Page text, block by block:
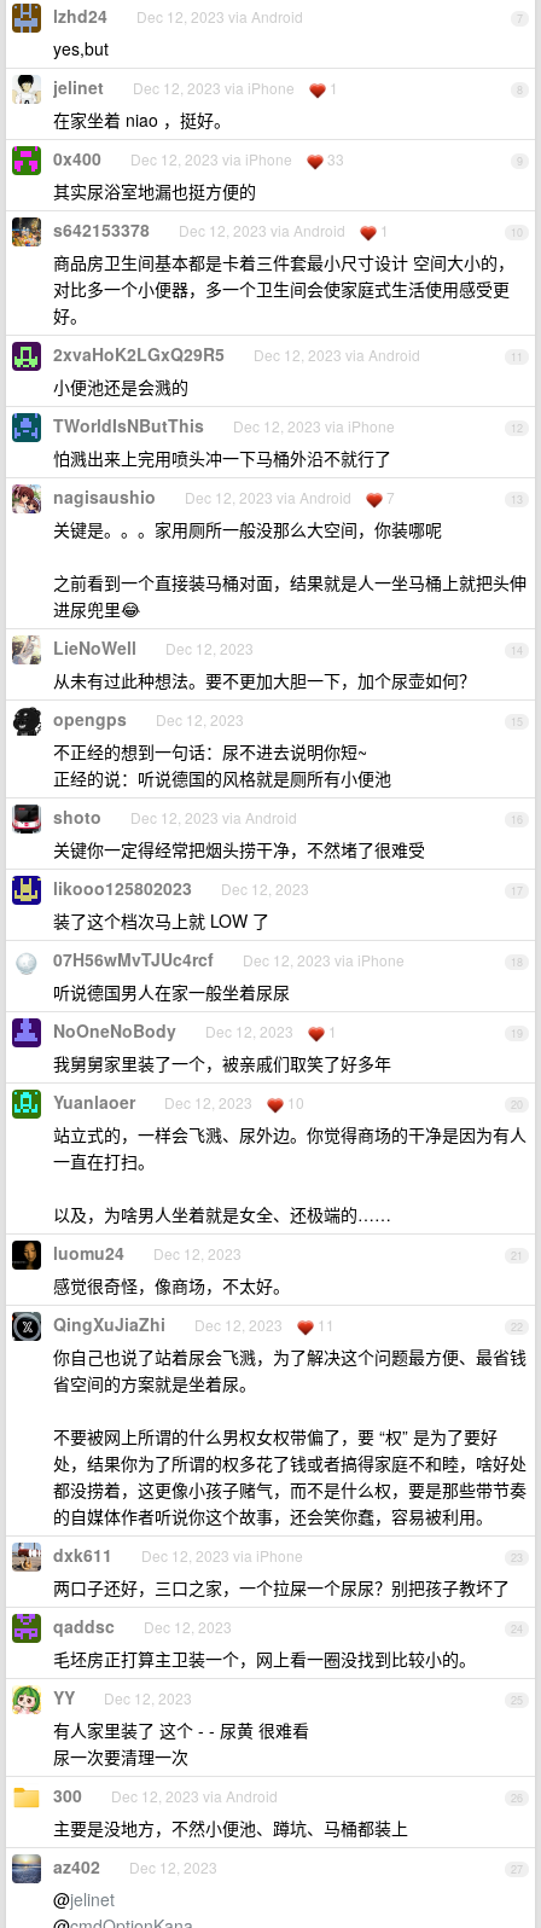
7
lzhd24 Dec 12, 2023 via Android
yes,but
8
jelinet Dec 12, 2023 via iPhone 1
在家坐着 niao ，挺好。
9
0x400 Dec 12, 2023 via iPhone 33
其实尿浴室地漏也挺方便的
10
s642153378 Dec 12, 2023 via Android 1
商品房卫生间基本都是卡着三件套最小尺寸设计 空间大小的，
对比多一个小便器，多一个卫生间会使家庭式生活使用感受更
好。
11
2xvaHoK2LGxQ29R5 Dec 12, 2023 via Android
小便池还是会溅的
12
TWorldIsNButThis Dec 12, 2023 via iPhone
怕溅出来上完用喷头冲一下马桶外沿不就行了
13
nagisaushio Dec 12, 2023 via Android 7
关键是。。。家用厕所一般没那么大空间，你装哪呢
之前看到一个直接装马桶对面，结果就是人一坐马桶上就把头伸
进尿兜里😂
14
LieNoWell Dec 12, 2023
从未有过此种想法。要不更加大胆一下，加个尿壶如何？
15
opengps Dec 12, 2023
不正经的想到一句话：尿不进去说明你短~
正经的说：听说德国的风格就是厕所有小便池
16
shoto Dec 12, 2023 via Android
关键你一定得经常把烟头捞干净，不然堵了很难受
17
likooo125802023 Dec 12, 2023
装了这个档次马上就 LOW 了
18
07H56wMvTJUc4rcf Dec 12, 2023 via iPhone
听说德国男人在家一般坐着尿尿
19
NoOneNoBody Dec 12, 2023 1
我舅舅家里装了一个，被亲戚们取笑了好多年
20
Yuanlaoer Dec 12, 2023 10
站立式的，一样会飞溅、尿外边。你觉得商场的干净是因为有人
一直在打扫。
以及，为啥男人坐着就是女全、还极端的……
21
luomu24 Dec 12, 2023
感觉很奇怪，像商场，不太好。
22
QingXuJiaZhi Dec 12, 2023 11
你自己也说了站着尿会飞溅，为了解决这个问题最方便、最省钱
省空间的方案就是坐着尿。
不要被网上所谓的什么男权女权带偏了，要 “权” 是为了要好
处，结果你为了所谓的权多花了钱或者搞得家庭不和睦，啥好处
都没捞着，这更像小孩子赌气，而不是什么权，要是那些带节奏
的自媒体作者听说你这个故事，还会笑你蠢，容易被利用。
23
dxk611 Dec 12, 2023 via iPhone
两口子还好，三口之家，一个拉屎一个尿尿？别把孩子教坏了
24
qaddsc Dec 12, 2023
毛坯房正打算主卫装一个，网上看一圈没找到比较小的。
25
YY Dec 12, 2023
有人家里装了 这个 - - 尿黄 很难看
尿一次要清理一次
26
300 Dec 12, 2023 via Android
主要是没地方，不然小便池、蹲坑、马桶都装上
27
az402 Dec 12, 2023
@jelinet